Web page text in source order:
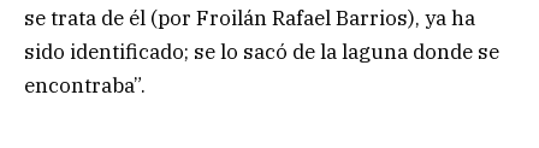
se trata de él (por Froilán Rafael Barrios), ya ha
sido identificado; se lo sacó de la laguna donde se
encontraba”.